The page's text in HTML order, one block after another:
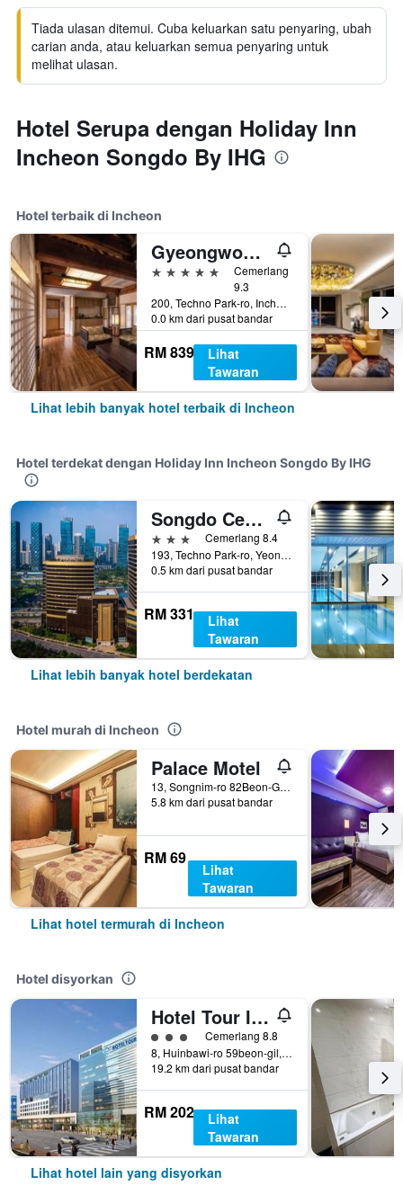
Tiada ulasan ditemui. Cuba keluarkan satu penyaring, ubah
carian anda, atau keluarkan semua penyaring untuk
melihat ulasan.
Hotel Serupa dengan Holiday Inn
Incheon Songdo By IHG
Hotel terbaik di Incheon
Gyeongwonjae By Walkerhill
5 bintang
Cemerlang
9.3
200, Techno Park-ro, Incheon, Korea Selatan
0.0 km dari pusat bandar
RM 839
Lihat
Tawaran
Lihat lebih banyak hotel terbaik di Incheon
Hotel terdekat dengan Holiday Inn Incheon Songdo By IHG
Songdo Central Park Hotel
3 bintangCemerlang 8.4
193, Techno Park-ro, Yeonsu-gu, Incheon, Korea Selatan
0.5 km dari pusat bandar
RM 331
Lihat
Tawaran
Lihat lebih banyak hotel berdekatan
Hotel murah di Incheon
Palace Motel
13, Songnim-ro 82Beon-Gil, Dong-gu, Incheon, Korea Selatan
5.8 km dari pusat bandar
RM 69
Lihat
Tawaran
Lihat hotel termurah di Incheon
Hotel disyorkan
Hotel Tour Incheon Airport Hotel & Suites
penarafan kelas 3
Cemerlang 8.8
8, Huinbawi-ro 59beon-gil, Jung-gu, Incheon, Korea Selatan
19.2 km dari pusat bandar
RM 202
Lihat
Tawaran
Lihat hotel lain yang disyorkan